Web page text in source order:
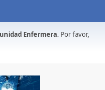
Enfermera. Por favor,